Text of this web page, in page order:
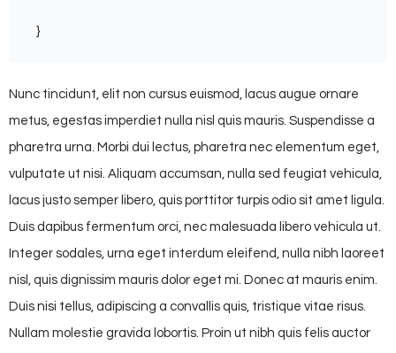
}
Nunc tincidunt, elit non cursus euismod, lacus augue ornare
metus, egestas imperdiet nulla nisl quis mauris. Suspendisse a
pharetra urna. Morbi dui lectus, pharetra nec elementum eget,
vulputate ut nisi. Aliquam accumsan, nulla sed feugiat vehicula,
lacus justo semper libero, quis porttitor turpis odio sit amet ligula.
Duis dapibus fermentum orci, nec malesuada libero vehicula ut.
Integer sodales, urna eget interdum eleifend, nulla nibh laoreet
nisl, quis dignissim mauris dolor eget mi. Donec at mauris enim.
Duis nisi tellus, adipiscing a convallis quis, tristique vitae risus.
Nullam molestie gravida lobortis. Proin ut nibh quis felis auctor